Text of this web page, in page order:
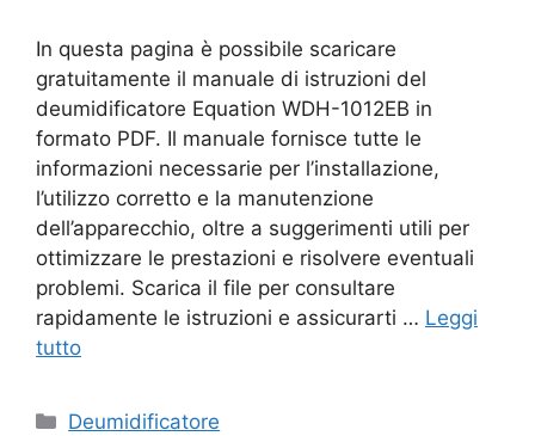
In questa pagina è possibile scaricare
gratuitamente il manuale di istruzioni del
deumidificatore Equation WDH-1012EB in
formato PDF. Il manuale fornisce tutte le
informazioni necessarie per l’installazione,
l’utilizzo corretto e la manutenzione
dell’apparecchio, oltre a suggerimenti utili per
ottimizzare le prestazioni e risolvere eventuali
problemi. Scarica il file per consultare
rapidamente le istruzioni e assicurarti … Leggi
tutto
Categorie
Deumidificatore